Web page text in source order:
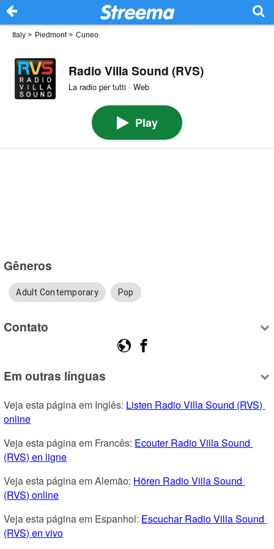
Italy > Piedmont> Cuneo
Radio Villa Sound (RVS)
La radio per tutti · Web
Play
Gêneros
Adult Contemporary Pop
Contato
Em outras línguas
Veja esta página em Inglês: Listen Radio Villa Sound (RVS)
online
Veja esta página em Francês: Ecouter Radio Villa Sound
(RVS) en ligne
Veja esta página em Alemão: Hören Radio Villa Sound
(RVS) online
Veja esta página em Espanhol: Escuchar Radio Villa Sound
(RVS) en vivo